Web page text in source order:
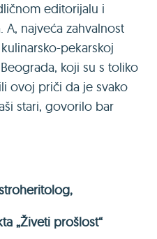
editorijalu i
najveća zahvalnost
pekarskoj
koji su s toliko
ovoj priči da je svako
stari, govorilo bar
„Živeti prošlost“